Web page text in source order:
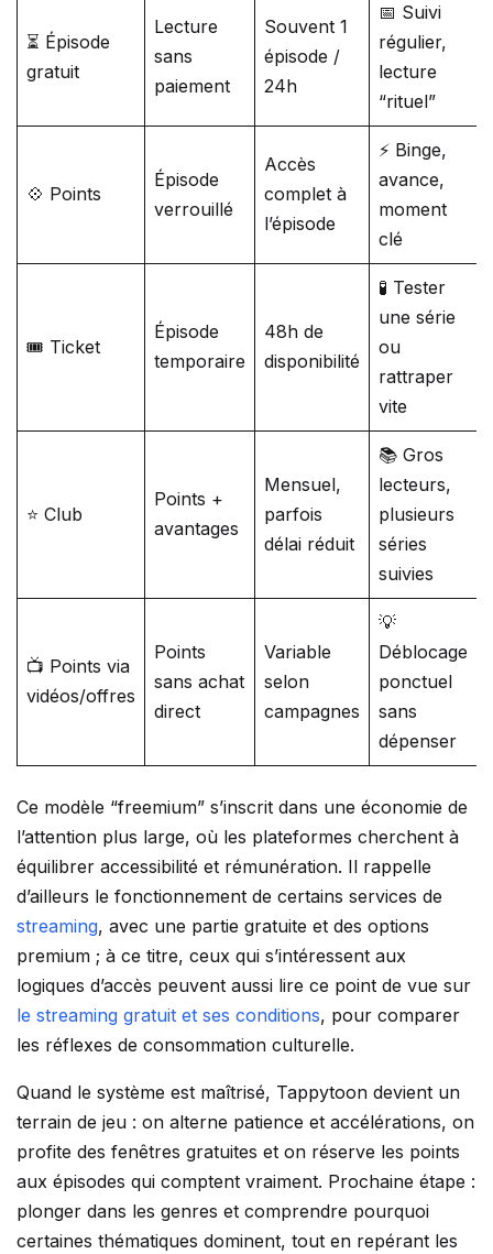
⏳ Épisode
gratuit
Lecture
sans
paiement
Souvent 1
épisode /
24h
📅 Suivi
régulier,
lecture
“rituel”
💠 Points
Épisode
verrouillé
Accès
complet à
l’épisode
⚡ Binge,
avance,
moment
clé
🎟️ Ticket
Épisode
temporaire
48h de
disponibilité
🧪 Tester
une série
ou
rattraper
vite
⭐ Club
Points +
avantages
Mensuel,
parfois
délai réduit
📚 Gros
lecteurs,
plusieurs
séries
suivies
📺 Points via
vidéos/offres
Points
sans achat
direct
Variable
selon
campagnes
💡
Déblocage
ponctuel
sans
dépenser
Ce modèle “freemium” s’inscrit dans une économie de
l’attention plus large, où les plateformes cherchent à
équilibrer accessibilité et rémunération. Il rappelle
d’ailleurs le fonctionnement de certains services de
streaming, avec une partie gratuite et des options
premium ; à ce titre, ceux qui s’intéressent aux
logiques d’accès peuvent aussi lire ce point de vue sur
le streaming gratuit et ses conditions, pour comparer
les réflexes de consommation culturelle.
Quand le système est maîtrisé, Tappytoon devient un
terrain de jeu : on alterne patience et accélérations, on
profite des fenêtres gratuites et on réserve les points
aux épisodes qui comptent vraiment. Prochaine étape :
plonger dans les genres et comprendre pourquoi
certaines thématiques dominent, tout en repérant les